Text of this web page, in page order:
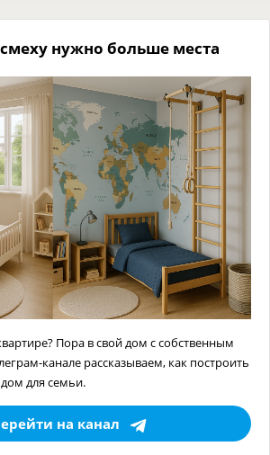
нужно больше места
Пора в свой дом с собственным
канале рассказываем, как построить
для семьи.
на канал